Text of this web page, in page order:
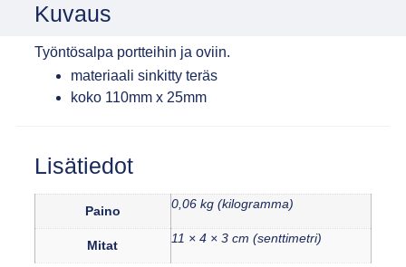
Kuvaus
Työntösalpa portteihin ja oviin.
materiaali sinkitty teräs
koko 110mm x 25mm
Lisätiedot
Paino 0,06 kg (kilogramma)
Mitat 11 × 4 × 3 cm (senttimetri)